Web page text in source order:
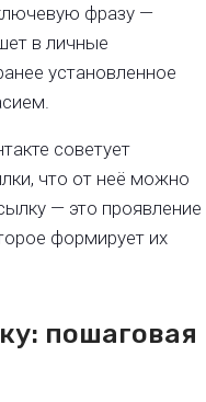
фразу —
в личные
установленное
советует
что от неё можно
— это проявление
формирует их
пошаговая